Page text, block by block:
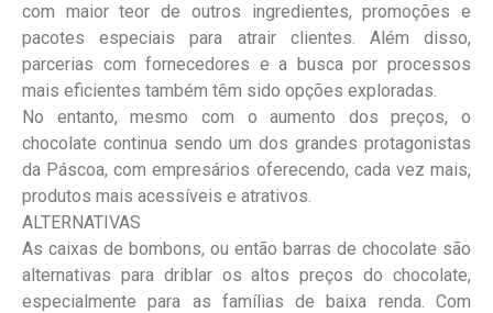
com maior teor de outros ingredientes, promoções e
pacotes especiais para atrair clientes. Além disso,
parcerias com fornecedores e a busca por processos
mais eficientes também têm sido opções exploradas.
No entanto, mesmo com o aumento dos preços, o
chocolate continua sendo um dos grandes protagonistas
da Páscoa, com empresários oferecendo, cada vez mais,
produtos mais acessíveis e atrativos.
ALTERNATIVAS
As caixas de bombons, ou então barras de chocolate são
alternativas para driblar os altos preços do chocolate,
especialmente para as famílias de baixa renda. Com